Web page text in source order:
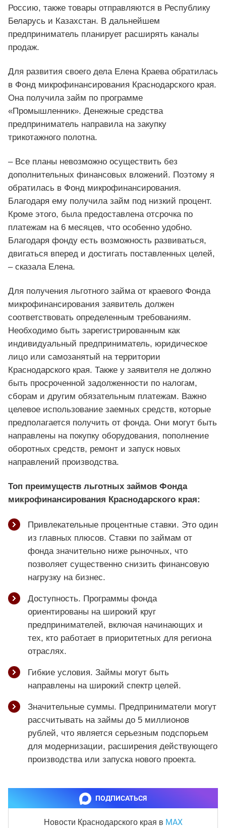
Россию, также товары отправляются в Республику
Беларусь и Казахстан. В дальнейшем
предприниматель планирует расширять каналы
продаж.
Для развития своего дела Елена Краева обратилась
в Фонд микрофинансирования Краснодарского края.
Она получила займ по программе
«Промышленник». Денежные средства
предприниматель направила на закупку
трикотажного полотна.
– Все планы невозможно осуществить без
дополнительных финансовых вложений. Поэтому я
обратилась в Фонд микрофинансирования.
Благодаря ему получила займ под низкий процент.
Кроме этого, была предоставлена отсрочка по
платежам на 6 месяцев, что особенно удобно.
Благодаря фонду есть возможность развиваться,
двигаться вперед и достигать поставленных целей,
– сказала Елена.
Для получения льготного займа от краевого Фонда
микрофинансирования заявитель должен
соответствовать определенным требованиям.
Необходимо быть зарегистрированным как
индивидуальный предприниматель, юридическое
лицо или самозанятый на территории
Краснодарского края. Также у заявителя не должно
быть просроченной задолженности по налогам,
сборам и другим обязательным платежам. Важно
целевое использование заемных средств, которые
предполагается получить от фонда. Они могут быть
направлены на покупку оборудования, пополнение
оборотных средств, ремонт и запуск новых
направлений производства.
Топ преимуществ льготных займов Фонда
микрофинансирования Краснодарского края:
Привлекательные процентные ставки. Это один
из главных плюсов. Ставки по займам от
фонда значительно ниже рыночных, что
позволяет существенно снизить финансовую
нагрузку на бизнес.
Доступность. Программы фонда
ориентированы на широкий круг
предпринимателей, включая начинающих и
тех, кто работает в приоритетных для региона
отраслях.
Гибкие условия. Займы могут быть
направлены на широкий спектр целей.
Значительные суммы. Предприниматели могут
рассчитывать на займы до 5 миллионов
рублей, что является серьезным подспорьем
для модернизации, расширения действующего
производства или запуска нового проекта.
ПОДПИСАТЬСЯ
Новости Краснодарского края в MAX